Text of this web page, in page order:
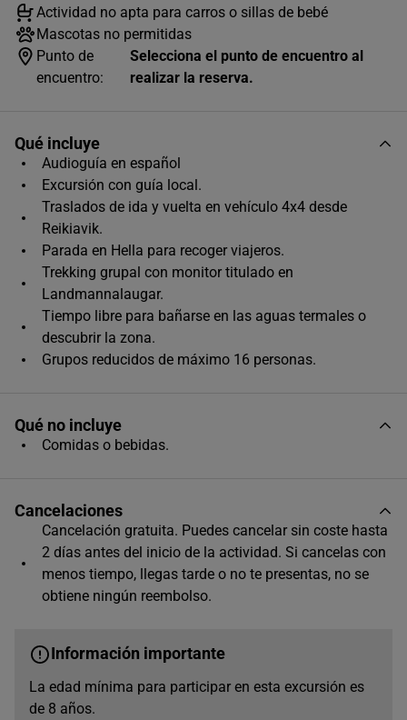
1
2
3
4 6 7 8
9
24
25 26 27
31
Horas disponibles (1)
07:00
Único horario disponible
Actividad no apta para carros o sillas de bebé
Mascotas no permitidas
Punto de
encuentro:
Selecciona el punto de encuentro al
realizar la reserva.
Qué incluye
Audioguía en español
Excursión con guía local.
Traslados de ida y vuelta en vehículo 4x4 desde
Reikiavik.
Parada en Hella para recoger viajeros.
Trekking grupal con monitor titulado en
Landmannalaugar.
Tiempo libre para bañarse en las aguas termales o
descubrir la zona.
Grupos reducidos de máximo 16 personas.
Qué no incluye
Comidas o bebidas.
Cancelaciones
Cancelación gratuita. Puedes cancelar sin coste hasta
2 días antes del inicio de la actividad. Si cancelas con
menos tiempo, llegas tarde o no te presentas, no se
obtiene ningún reembolso.
Información importante
La edad mínima para participar en esta excursión es
de 8 años.